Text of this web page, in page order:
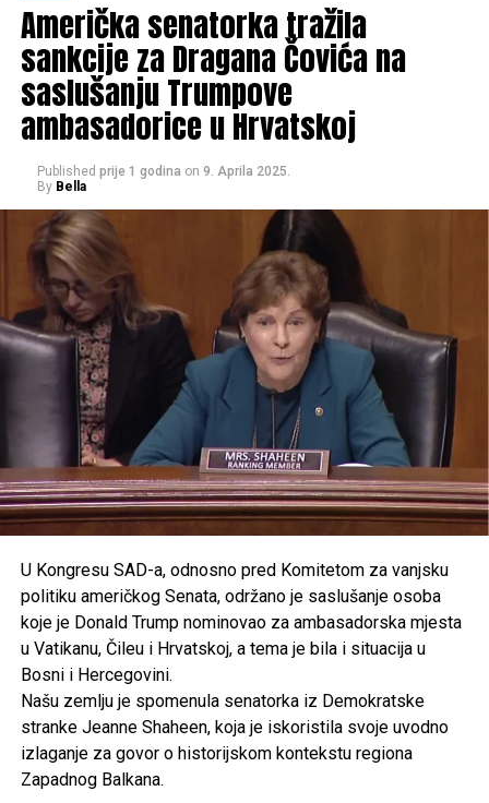
Američka senatorka tražila
sankcije za Dragana Čovića na
saslušanju Trumpove
ambasadorice u Hrvatskoj
Published prije 1 godina on 9. Aprila 2025.
By Bella
U Kongresu SAD-a, odnosno pred Komitetom za vanjsku
politiku američkog Senata, održano je saslušanje osoba
koje je Donald Trump nominovao za ambasadorska mjesta
u Vatikanu, Čileu i Hrvatskoj, a tema je bila i situacija u
Bosni i Hercegovini.
Našu zemlju je spomenula senatorka iz Demokratske
stranke Jeanne Shaheen, koja je iskoristila svoje uvodno
izlaganje za govor o historijskom kontekstu regiona
Zapadnog Balkana.